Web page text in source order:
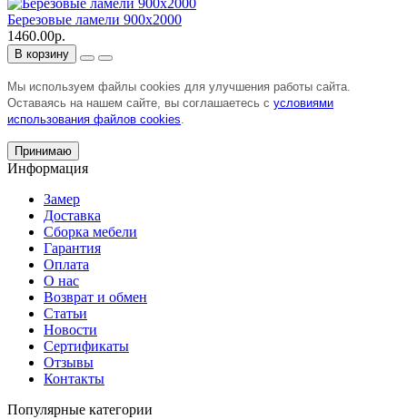
Березовые ламели 900х2000
1460.00р.
В корзину
Мы используем файлы cookies для улучшения работы сайта.
Оставаясь на нашем сайте, вы соглашаетесь с условиями
использования файлов cookies.
Принимаю
Информация
Замер
Доставка
Сборка мебели
Гарантия
Оплата
О нас
Возврат и обмен
Статьи
Новости
Сертификаты
Отзывы
Контакты
Популярные категории